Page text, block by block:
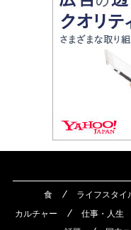
食 ライフスタイ
カルチャー
仕事・人生